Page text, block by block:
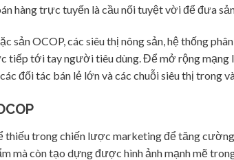
hàng trực tuyến là cầu nối tuyệt vời để đưa
sản OCOP, các siêu thị nông sản, hệ thống
tiếp tới tay người tiêu dùng. Để mở rộng mạng
đối tác bán lẻ lớn và các chuỗi siêu thị trong
thiếu trong chiến lược marketing để tăng
mà còn tạo dựng được hình ảnh mạnh mẽ